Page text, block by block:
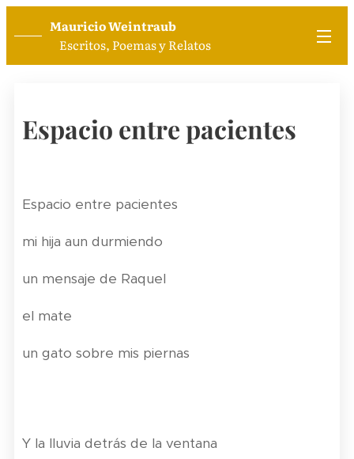
Mauricio Weintraub
Escritos, Poemas y Relatos
Espacio entre pacientes
Espacio entre pacientes
mi hija aun durmiendo
un mensaje de Raquel
el mate
un gato sobre mis piernas
Y la lluvia detrás de la ventana